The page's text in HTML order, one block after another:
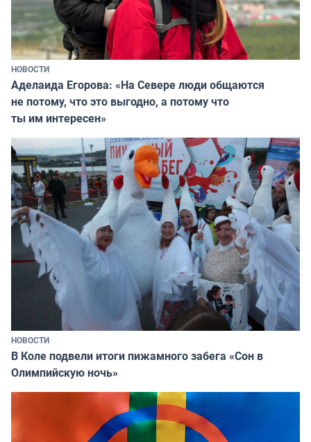
НОВОСТИ
Аделаида Егорова: «На Севере люди общаются
не потому, что это выгодно, а потому что
ты им интересен»
НОВОСТИ
В Коле подвели итоги пижамного забега «Сон в
Олимпийскую ночь»